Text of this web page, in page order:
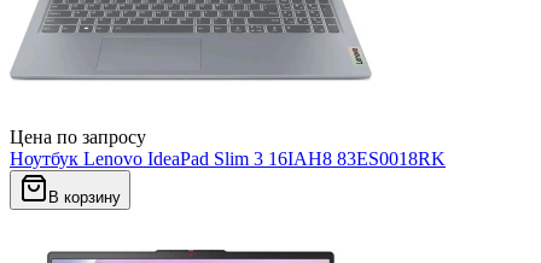
Цена по запросу
Ноутбук Lenovo IdeaPad Slim 3 16IAH8 83ES0018RK
В корзину